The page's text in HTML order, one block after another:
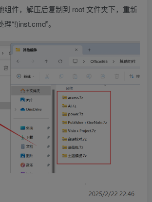
组件，解压后复制到 root 文件夹下，重新
“!)inst.cmd”。